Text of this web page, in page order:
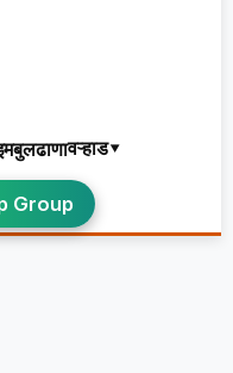
बुलढाणावऱ्हाड▾
Group